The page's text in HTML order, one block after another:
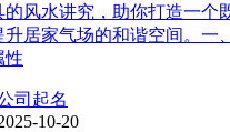
的风水讲究，助你打造一个
升居家气场的和谐空间。一
性
司起名
10-20